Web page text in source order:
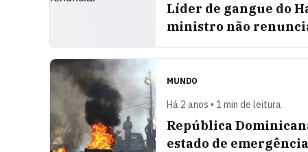
Líder de gangue do
ministro não
MUNDO
Há 2 anos • 1 min de leitura
República
estado de emergência